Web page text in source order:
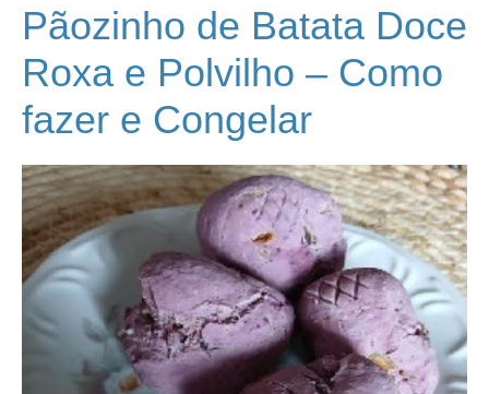
Pãozinho de Batata Doce
Roxa e Polvilho – Como
fazer e Congelar